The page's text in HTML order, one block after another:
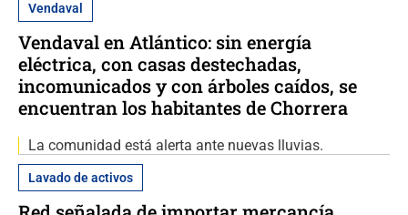
Vendaval
Vendaval en Atlántico: sin energía
eléctrica, con casas destechadas,
incomunicados y con árboles caídos, se
encuentran los habitantes de Chorrera
La comunidad está alerta ante nuevas lluvias.
Lavado de activos